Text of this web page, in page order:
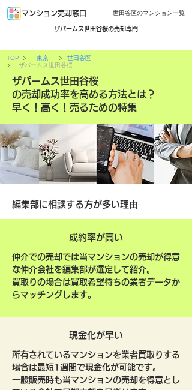
マンション売却窓口 世田谷区のマンション一覧
ザパームス世田谷桜の売却専門
TOP > 東京
>
>
ザパームス世田谷桜
世田谷区
ザパームス世田谷桜
の売却成功率を高める方法とは？
早く！高く！売るための特集
編集部に相談する方が多い理由
成約率が高い
仲介での売却では当マンションの売却が得意
な仲介会社を編集部が選定して紹介。
買取りの場合は買取希望待ちの業者データか
らマッチングします。
現金化が早い
所有されているマンションを業者買取りする
場合は最短1週間で現金化が可能です。
一般販売時も当マンションの売却を得意とし